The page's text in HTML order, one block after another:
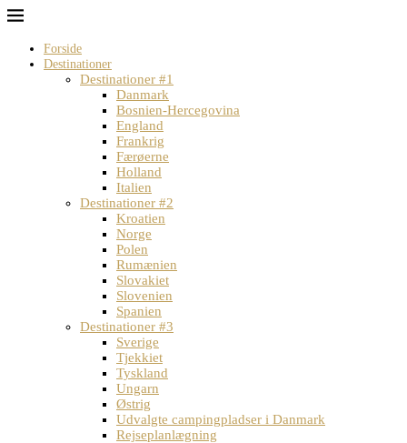
Forside
Destinationer
Destinationer #1
Danmark
Bosnien-Hercegovina
England
Frankrig
Færøerne
Holland
Italien
Destinationer #2
Kroatien
Norge
Polen
Rumænien
Slovakiet
Slovenien
Spanien
Destinationer #3
Sverige
Tjekkiet
Tyskland
Ungarn
Østrig
Udvalgte campingpladser i Danmark
Rejseplanlægning